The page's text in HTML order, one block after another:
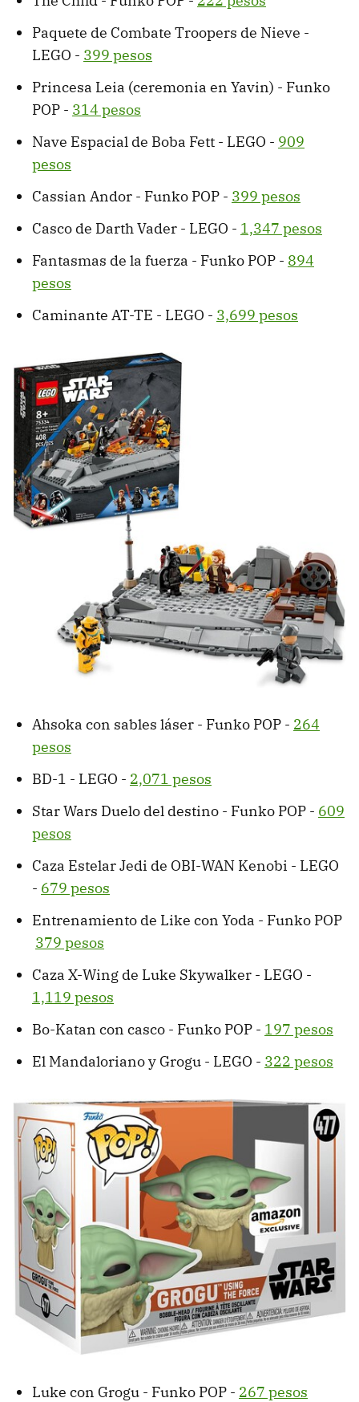
Paquete de Combate Troopers de Nieve -
LEGO - 399 pesos
Princesa Leia (ceremonia en Yavin) - Funko
POP - 314 pesos
Nave Espacial de Boba Fett - LEGO - 909
pesos
Cassian Andor - Funko POP - 399 pesos
Casco de Darth Vader - LEGO - 1,347 pesos
Fantasmas de la fuerza - Funko POP - 894
pesos
Caminante AT-TE - LEGO - 3,699 pesos
Ahsoka con sables láser - Funko POP - 264
pesos
BD-1 - LEGO - 2,071 pesos
Star Wars Duelo del destino - Funko POP - 609
pesos
Caza Estelar Jedi de OBI-WAN Kenobi - LEGO
- 679 pesos
Entrenamiento de Like con Yoda - Funko POP
379 pesos
Caza X-Wing de Luke Skywalker - LEGO -
1,119 pesos
Bo-Katan con casco - Funko POP - 197 pesos
El Mandaloriano y Grogu - LEGO - 322 pesos
Luke con Grogu - Funko POP - 267 pesos